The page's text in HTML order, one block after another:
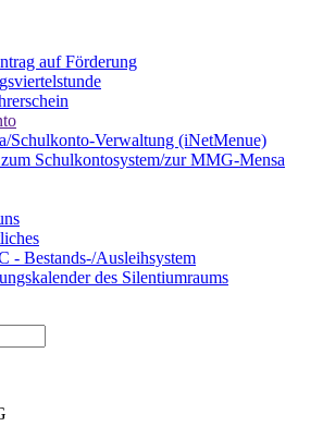
auf Förderung
Schulkonto-Verwaltung (iNetMenue)
Schulkontosystem/zur MMG-Mensa
- Bestands-/Ausleihsystem
des Silentiumraums